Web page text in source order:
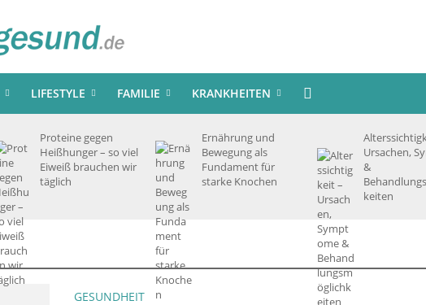
LIFESTYLE FAMILIE KRANKHEITEN
Proteine gegen
Heißhunger – so viel
Eiweiß brauchen wir
täglich
Ernährung und
Bewegung als
Fundament für
starke Knochen
Ursachen,
&
keiten
GESUNDHEIT